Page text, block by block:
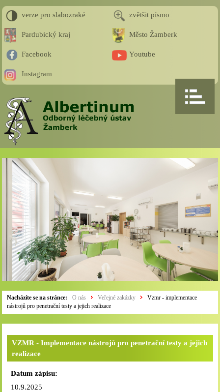
verze pro slabozraké zvětšit písmo
Pardubický kraj Město Žamberk
Facebook Youtube
Instagram
Nacházíte se na stránce: O nás Veřejné zakázky
Vzmr - implementace
nástrojů pro penetrační testy a jejich realizace
VZMR - Implementace nástrojů pro penetrační testy a jejich
realizace
Datum zápisu:
10.9.2025